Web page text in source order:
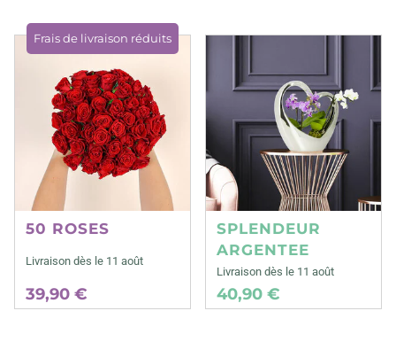
Frais de livraison réduits
50 ROSES
Livraison dès le 11 août
39,90 €
SPLENDEUR
ARGENTEE
Livraison dès le 11 août
40,90 €